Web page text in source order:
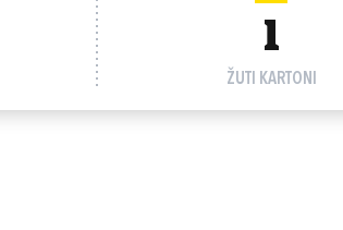
1
ŽUTI KARTONI